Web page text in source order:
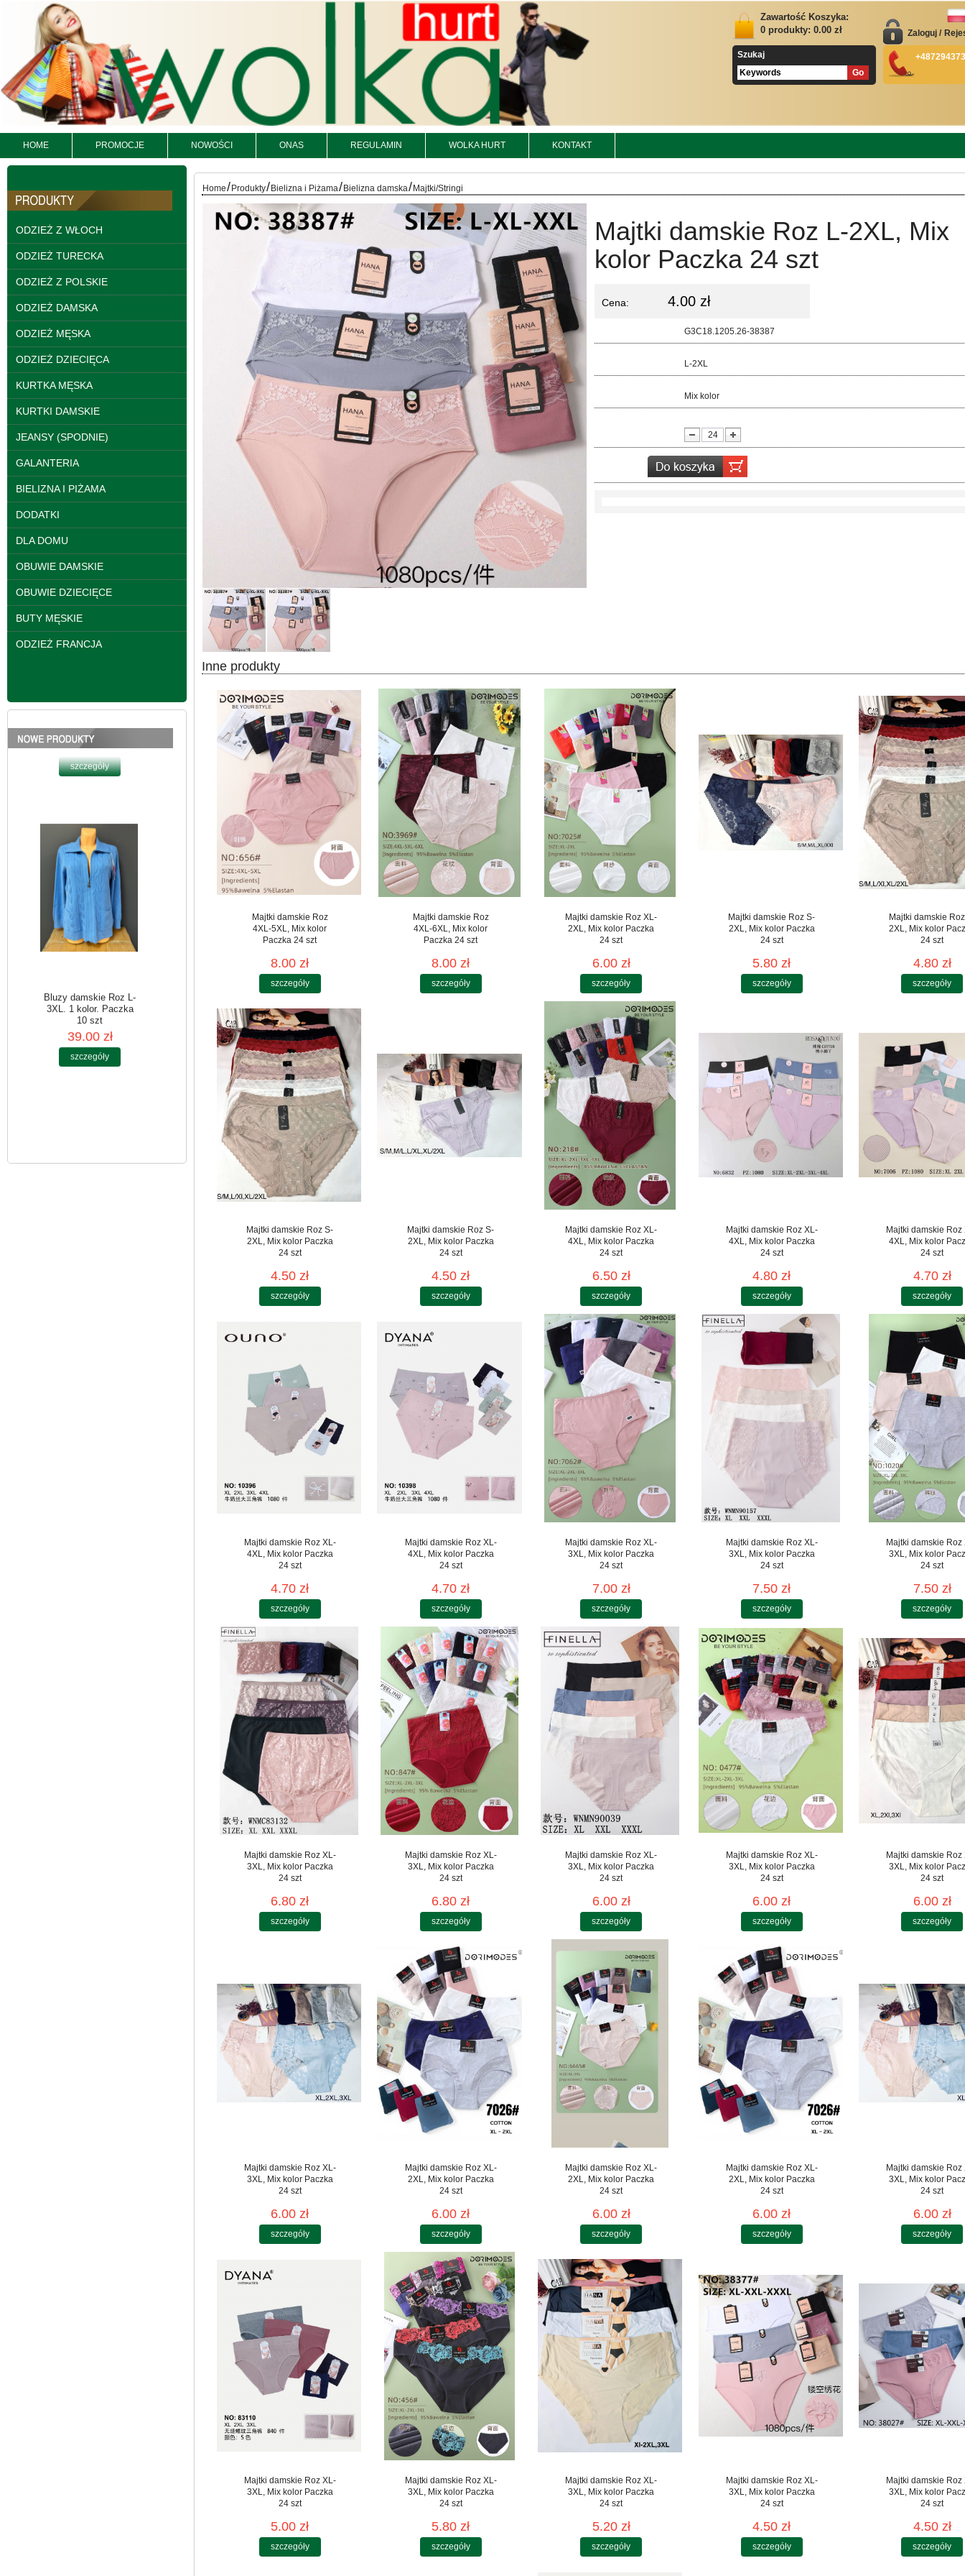
Zawartość Koszyka:
0 produkty: 0.00 zł
Szukaj
Zaloguj /
HOME PROMOCJE NOWOŚCI ONAS REGULAMIN WOLKA HURT KONTAKT
ODZIEŻ Z WŁOCH
ODZIEŻ TURECKA
ODZIEŻ Z POLSKIE
ODZIEŻ DAMSKA
ODZIEŻ MĘSKA
ODZIEŻ DZIECIĘCA
KURTKA MĘSKA
KURTKI DAMSKIE
JEANSY (SPODNIE)
GALANTERIA
BIELIZNA I PIŻAMA
DODATKI
DLA DOMU
OBUWIE DAMSKIE
OBUWIE DZIECIĘCE
BUTY MĘSKIE
ODZIEŻ FRANCJA
3XL. 1 kolor. Paczka
10 szt
szczegóły
Bluzy damskie Roz L-
3XL. 1 kolor. Paczka
Bluzy damskie Roz L-
3XL. 1 kolor. Paczka
szczegóły
Bluzy damskie Roz L-
3XL. 1 kolor. Paczka
Home/ Produkty/ Bielizna i Piżama/ Bielizna damska/ Majtki/Stringi
Majtki damskie Roz L-2XL, Mix
kolor Paczka 24 szt
Cena: 4.00 zł
G3C18.1205.26-38387
L-2XL
Mix kolor
Inne produkty
Majtki damskie Roz
4XL-5XL, Mix kolor
Paczka 24 szt
8.00 zł
szczegóły
Majtki damskie Roz
4XL-6XL, Mix kolor
Paczka 24 szt
8.00 zł
szczegóły
Majtki damskie Roz XL-
2XL, Mix kolor Paczka
24 szt
6.00 zł
szczegóły
Majtki damskie Roz S-
2XL, Mix kolor Paczka
24 szt
5.80 zł
szczegóły
Majtki damskie
2XL, Mix kolor
24 szt
4.80 zł
szczegóły
Majtki damskie Roz S-
2XL, Mix kolor Paczka
24 szt
4.50 zł
szczegóły
Majtki damskie Roz S-
2XL, Mix kolor Paczka
24 szt
4.50 zł
szczegóły
Majtki damskie Roz XL-
4XL, Mix kolor Paczka
24 szt
6.50 zł
szczegóły
Majtki damskie Roz XL-
4XL, Mix kolor Paczka
24 szt
4.80 zł
szczegóły
Majtki damskie Roz
4XL, Mix kolor
24 szt
4.70 zł
szczegóły
Majtki damskie Roz XL-
4XL, Mix kolor Paczka
24 szt
4.70 zł
szczegóły
Majtki damskie Roz XL-
4XL, Mix kolor Paczka
24 szt
4.70 zł
szczegóły
Majtki damskie Roz XL-
3XL, Mix kolor Paczka
24 szt
7.00 zł
szczegóły
Majtki damskie Roz XL-
3XL, Mix kolor Paczka
24 szt
7.50 zł
szczegóły
Majtki damskie Roz
3XL, Mix kolor
24 szt
7.50 zł
szczegóły
Majtki damskie Roz XL-
3XL, Mix kolor Paczka
24 szt
6.80 zł
szczegóły
Majtki damskie Roz XL-
3XL, Mix kolor Paczka
24 szt
6.80 zł
szczegóły
Majtki damskie Roz XL-
3XL, Mix kolor Paczka
24 szt
6.00 zł
szczegóły
Majtki damskie Roz XL-
3XL, Mix kolor Paczka
24 szt
6.00 zł
szczegóły
Majtki damskie Roz
3XL, Mix kolor
24 szt
6.00 zł
szczegóły
Majtki damskie Roz XL-
3XL, Mix kolor Paczka
24 szt
6.00 zł
szczegóły
Majtki damskie Roz XL-
2XL, Mix kolor Paczka
24 szt
6.00 zł
szczegóły
Majtki damskie Roz XL-
2XL, Mix kolor Paczka
24 szt
6.00 zł
szczegóły
Majtki damskie Roz XL-
2XL, Mix kolor Paczka
24 szt
6.00 zł
szczegóły
Majtki damskie Roz
3XL, Mix kolor
24 szt
6.00 zł
szczegóły
Majtki damskie Roz XL-
3XL, Mix kolor Paczka
24 szt
5.00 zł
szczegóły
Majtki damskie Roz XL-
3XL, Mix kolor Paczka
24 szt
5.80 zł
szczegóły
Majtki damskie Roz XL-
3XL, Mix kolor Paczka
24 szt
5.20 zł
szczegóły
Majtki damskie Roz XL-
3XL, Mix kolor Paczka
24 szt
4.50 zł
szczegóły
Majtki damskie Roz
3XL, Mix kolor
24 szt
4.50 zł
szczegóły